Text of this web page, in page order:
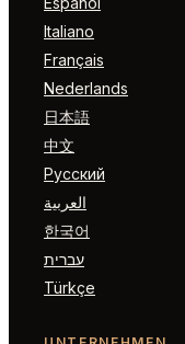
Italiano
Français
Nederlands
日本語
中文
Русский
العربية
한국어
עברית
Türkçe